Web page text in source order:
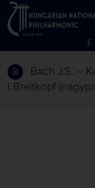
Bach J.S. –
| Breitkopf